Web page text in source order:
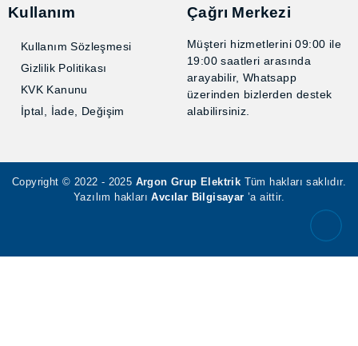
Kullanım
Kullanım Sözleşmesi
Gizlilik Politikası
KVK Kanunu
İptal, İade, Değişim
Çağrı Merkezi
Müşteri hizmetlerini 09:00
ile 19:00 saatleri arasında
arayabilir, Whatsapp
üzerinden bizlerden destek
alabilirsiniz.
Copyright © 2022 - 2025Argon Grup ElektrikTüm hakları
saklıdır. Yazılım haklarıAvcılar Bilgisayar’a aittir.